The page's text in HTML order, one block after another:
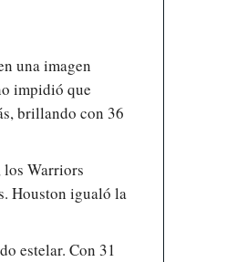
una imagen
impidió que
brillando con 36
Warriors
Houston igualó la
estelar. Con 31